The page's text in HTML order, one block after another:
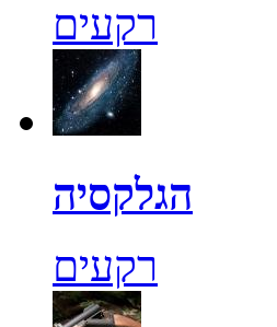
רקעים
הגלקסיה
רקעים